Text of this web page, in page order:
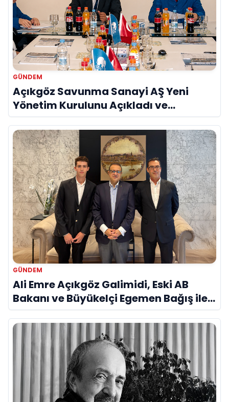
GÜNDEM
Açıkgöz Savunma Sanayi AŞ Yeni
Yönetim Kurulunu Açıkladı ve
Savunma Sanayinde Küresel Vizyon
Vurgusu
GÜNDEM
Ali Emre Açıkgöz Galimidi, Eski AB
Bakanı ve Büyükelçi Egemen Bağış ile
Bir Araya Geldi